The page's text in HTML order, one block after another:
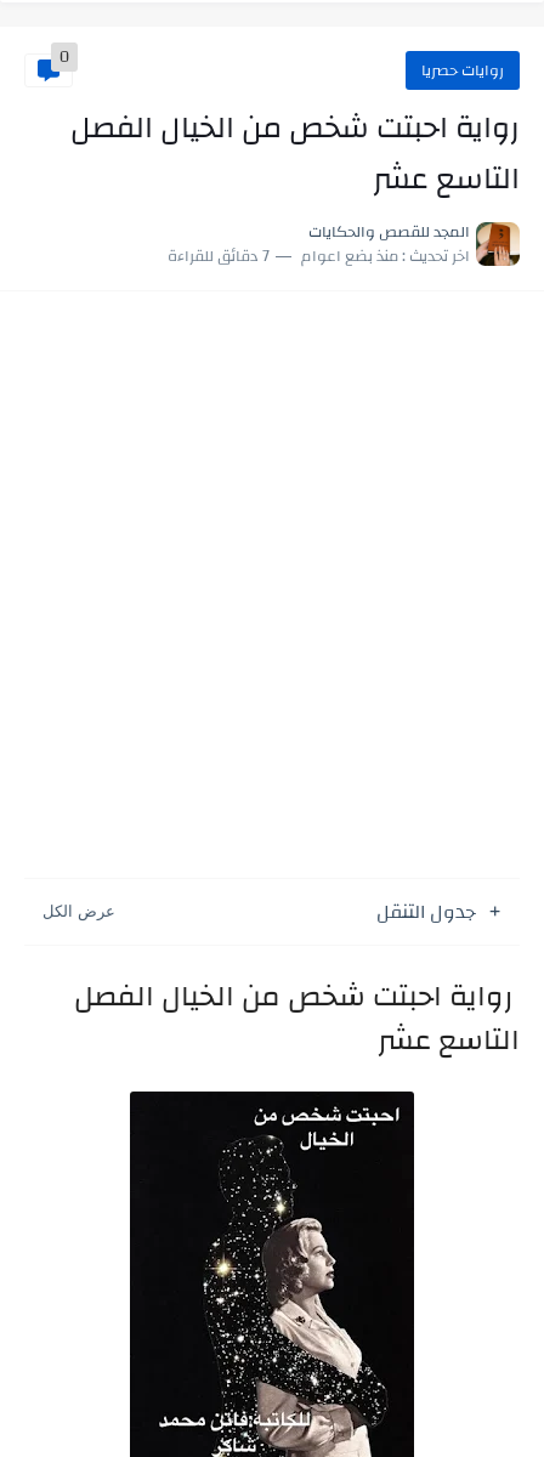
رواية بنتي اللي عندها 8 سنين بعتتلي رسالة على الموبايل...
روايات حصريا 0
رواية احبتت شخص من الخيال الفصل
التاسع عشر
المجد للقصص والحكايات
اخر تحديث :منذ بضع اعوام 7 دقائق للقراءة
جدول التنقل
رواية احبتت شخص من الخيال الفصل
التاسع عشر